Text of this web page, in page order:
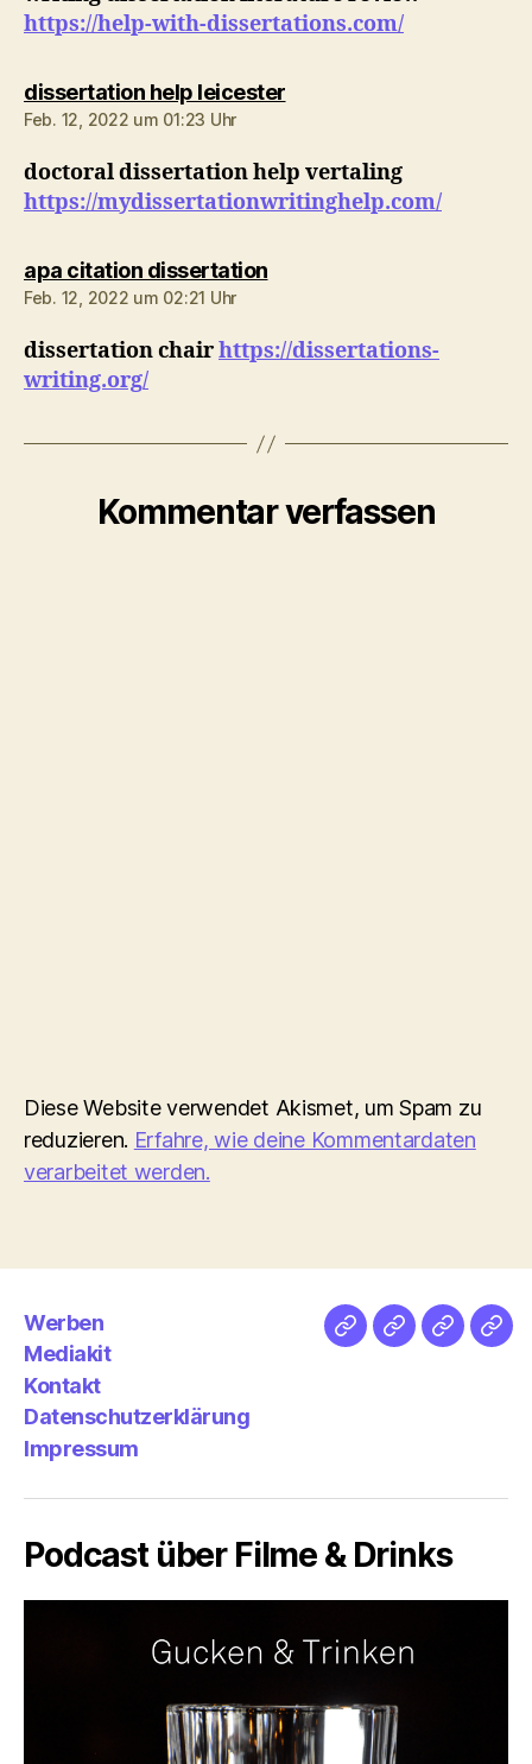
https://help-with-dissertations.com/
dissertation help leicestersagt:
Feb. 12, 2022 um 01:23 Uhr
doctoral dissertation help vertaling
https://mydissertationwritinghelp.com/
apa citation dissertationsagt:
Feb. 12, 2022 um 02:21 Uhr
dissertation chairhttps://dissertations-
writing.org/
Kommentar verfassen
Diese Website verwendet Akismet, um Spam zu
reduzieren. Erfahre, wie deine Kommentardaten
verarbeitet werden.
Werben
Mediakit
Kontakt
Datenschutzerklärung
Impressum
NetzMedien
Podcast über Filme & Drinks